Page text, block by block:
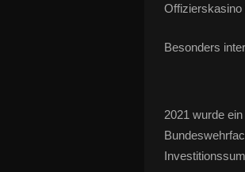
Offizierskasino
Besonders
2021 wurde